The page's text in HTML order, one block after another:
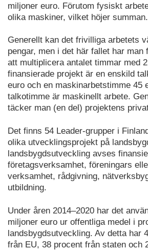
miljoner euro. Förutom fysiskt
olika maskiner, vilket höjer summan.
Generellt kan det frivilliga arbetets
pengar, men i det här fallet har man
att multiplicera antalet timmar med
finansierade projekt är en enskild
euro och en maskinarbetstimme 45
talkotimme är maskinellt arbete.
täcker man (en del) projektens
Det finns 54 Leader-grupper i
olika utvecklingsprojekt på
landsbygdsutveckling avses
företagsverksamhet, föreningars
verksamhet, rådgivning,
utbildning.
Under åren 2014–2020 har det
miljoner euro ur offentliga medel i
landsbygdsutveckling. Av detta har
från EU, 38 procent från staten och